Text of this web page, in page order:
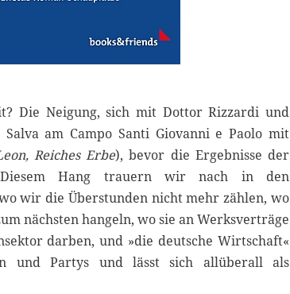
Die Neigung, sich mit Dottor Rizzardi und
am Campo Santi Giovanni e Paolo mit
Reiches Erbe), bevor die Ergebnisse der
Hang trauern wir nach in den
wir die Überstunden nicht mehr zählen, wo
nächsten hangeln, wo sie an Werksverträge
darben, und »die deutsche Wirtschaft«
und Partys und lässt sich allüberall als